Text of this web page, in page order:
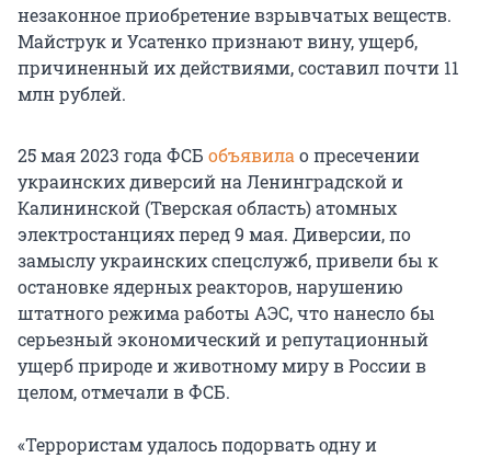
незаконное приобретение взрывчатых веществ.
Майструк и Усатенко признают вину, ущерб,
причиненный их действиями, составил почти 11
млн рублей.
25 мая 2023 года ФСБ объявила о пресечении
украинских диверсий на Ленинградской и
Калининской (Тверская область) атомных
электростанциях перед 9 мая. Диверсии, по
замыслу украинских спецслужб, привели бы к
остановке ядерных реакторов, нарушению
штатного режима работы АЭС, что нанесло бы
серьезный экономический и репутационный
ущерб природе и животному миру в России в
целом, отмечали в ФСБ.
«Террористам удалось подорвать одну и